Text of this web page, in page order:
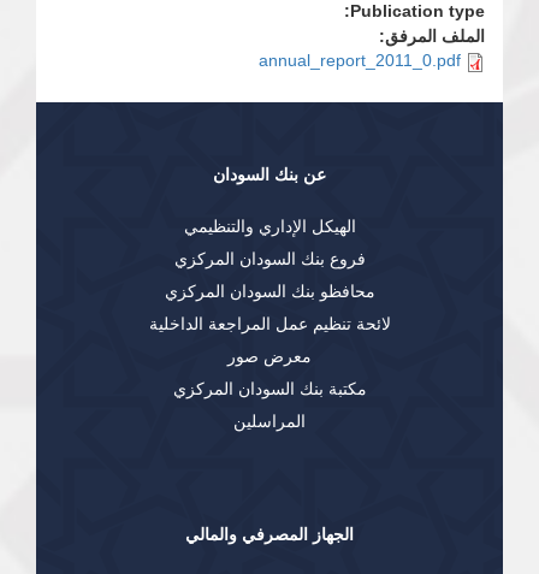
Publication type:
الملف المرفق:
annual_report_2011_0.pdf
عن بنك السودان
الهيكل الإداري والتنظيمي
فروع بنك السودان المركزي
محافظو بنك السودان المركزي
لائحة تنظيم عمل المراجعة الداخلية
معرض صور
مكتبة بنك السودان المركزي
المراسلين
الجهاز المصرفي والمالي